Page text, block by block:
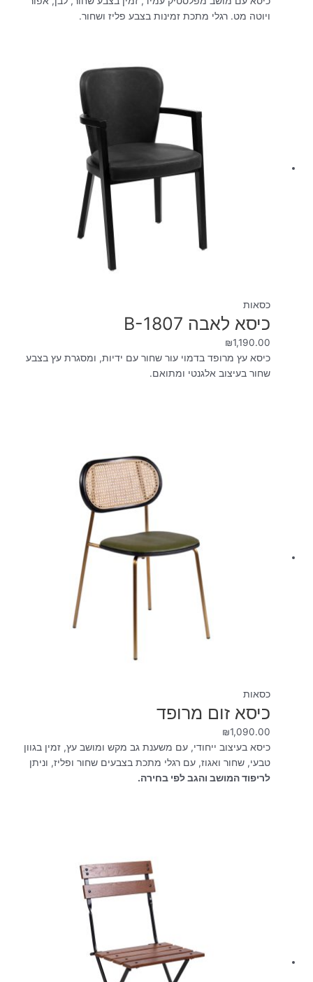
ויוטה מט. רגלי מתכת זמינות בצבע פליז ושחור.
כסאות
כיסא לאבה B-1807
₪1,190.00
כיסא עץ מרופד בדמוי עור שחור עם ידיות, ומסגרת עץ בצבע
שחור בעיצוב אלגנטי ומתואם.
כסאות
כיסא זום מרופד
₪1,090.00
כיסא בעיצוב ייחודי, עם משענת גב מקש ומושב עץ, זמין בגוון
טבעי, שחור ואגוז, עם רגלי מתכת בצבעים שחור ופליז, וניתן
לריפוד המושב והגב לפי בחירה.